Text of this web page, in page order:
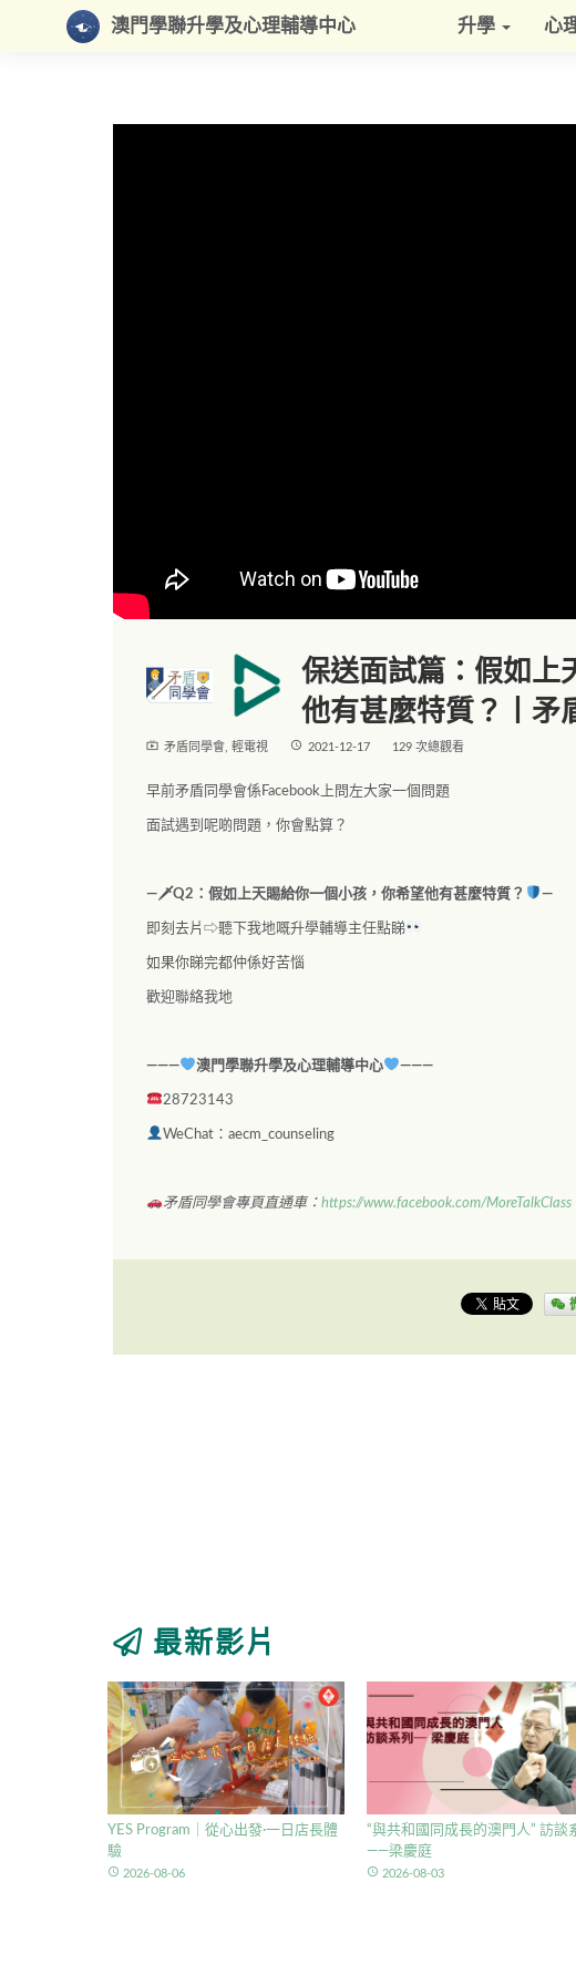
澳門學聯升學及心理輔導中心 升學 心
保送面試篇：假如上
他有甚麼特質？丨矛
live_tv 矛盾同學會 輕電視 access_time 2021-12-17 129 次總觀看
早前矛盾同學會係Facebook上問左大家一個問題
面試遇到呢啲問題，你會點算？
—🗡Q2：假如上天賜給你一個小孩，你希望他有甚麼特質？ —
即刻去片⇨聽下我地嘅升學輔導主任點睇
如果你睇完都仲係好苦惱
歡迎聯絡我地
——— 澳門學聯升學及心理輔導中心 ———
28723143
WeChat：aecm_counseling
矛盾同學會專頁直通車： https://www.facebook.com/MoreTalkClass
最新影片
YES Program｜從心出發·一日店長體
驗
access_time 2026-08-06
“與共和國同成長的澳門人” 訪談
——梁慶庭
access_time 2026-08-03